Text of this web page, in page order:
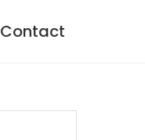
Contact